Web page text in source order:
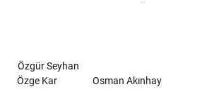
Özgür Seyhan
Özge Kar
Osman Akınhay